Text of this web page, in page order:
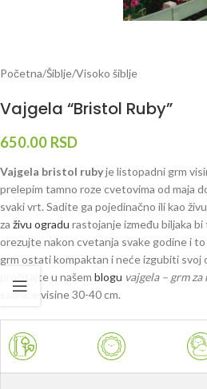
Početna/Šiblje/Visoko šiblje
Vajgela “Bristol Ruby”
650.00 RSD
Vajgela bristol rubyje listopadni grm
prelepim tamno roze cvetovima od maja
svaki vrt. Sadite ga pojedinačno ili kao
za živu ogradu rastojanje između biljaka
orezujte nakon cvetanja svake godine i
grm ostati kompaktan i neće izgubiti svoj
pročitajte u našem blogu vajgela – grm
sadnice visine 30-40 cm.